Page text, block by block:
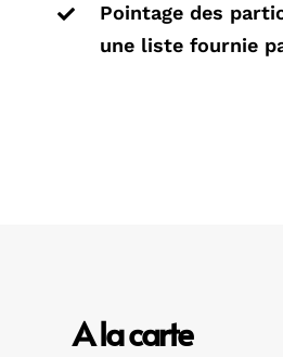

Pointage des
une liste fournie
A la carte